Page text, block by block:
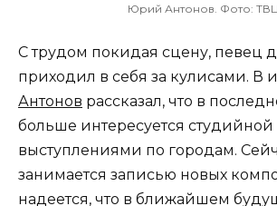
Юрий Антонов. Фото:
С трудом покидая сцену, певец
приходил в себя за кулисами. В
Антонов рассказал, что в
больше интересуется студийной
выступлениями по городам.
занимается записью новых
надеется, что в ближайшем